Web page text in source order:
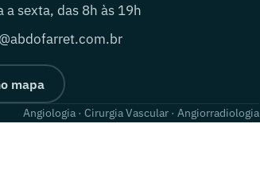
a sexta, das 8h às 19h
mapa
Angiologia · Cirurgia Vascular · Angiorradiologia